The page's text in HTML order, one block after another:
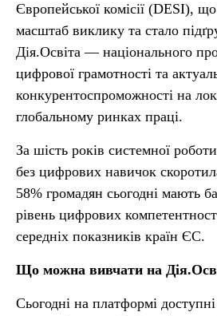
Європейської комісії (DESI),
масштаб виклику та стало
Дія.Освіта — національного
цифрової грамотності та
конкурентоспроможності на
глобальному ринках праці.
За шість років системної
без цифрових навичок
58% громадян сьогодні мають
рівень цифрових
середніх показників країн ЄС.
Що можна вивчати на
Сьогодні на платформі